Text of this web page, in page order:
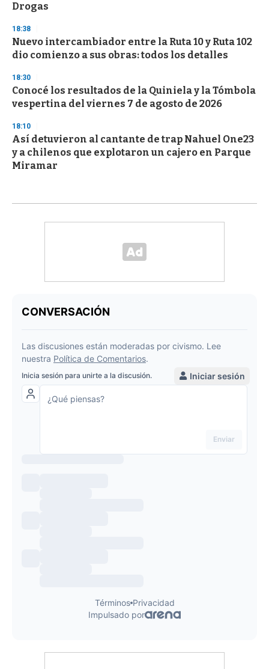
Drogas
18:38
Nuevo intercambiador entre la Ruta 10 y Ruta 102
dio comienzo a sus obras: todos los detalles
18:30
Conocé los resultados de la Quiniela y la Tómbola
vespertina del viernes 7 de agosto de 2026
18:10
Así detuvieron al cantante de trap Nahuel One23
y a chilenos que explotaron un cajero en Parque
Miramar